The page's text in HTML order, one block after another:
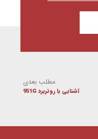
مطلب بعدی
آشنایی با روتربرد 951G